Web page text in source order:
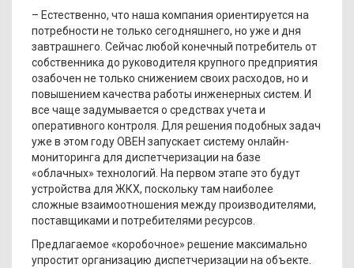
– Естественно, что наша компания ориентируется на
потребности не только сегодняшнего, но уже и дня
завтрашнего. Сейчас любой конечный потребитель от
собственника до руководителя крупного предприятия
озабочен не только снижением своих расходов, но и
повышением качества работы инженерных систем. И
все чаще задумывается о средствах учета и
оперативного контроля. Для решения подобных задач
уже в этом году ОВЕН запускает систему онлайн-
мониторинга для диспетчеризации на базе
«облачных» технологий. На первом этапе это будут
устройства для ЖКХ, поскольку там наиболее
сложные взаимоотношения между производителями,
поставщиками и потребителями ресурсов.
Предлагаемое «коробочное» решение максимально
упростит организацию диспетчеризации на объекте.